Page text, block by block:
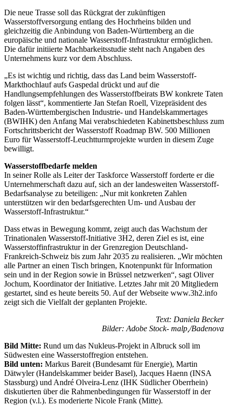
Die neue Trasse soll das Rückgrat der zukünftigen
Wasserstoffversorgung entlang des Hochrheins bilden und
gleichzeitig die Anbindung von Baden-Württemberg an die
europäische und nationale Wasserstoff-Infrastruktur ermöglichen.
Die dafür initiierte Machbarkeitsstudie steht nach Angaben des
Unternehmens kurz vor dem Abschluss.
„Es ist wichtig und richtig, dass das Land beim Wasserstoff-
Markthochlauf aufs Gaspedal drückt und auf die
Handlungsempfehlungen des Wasserstoffbeirats BW konkrete Taten
folgen lässt“, kommentierte Jan Stefan Roell, Vizepräsident des
Baden-Württembergischen Industrie- und Handelskammertages
(BWIHK) den Anfang Mai verabschiedeten Kabinettsbeschluss zum
Fortschrittsbericht der Wasserstoff Roadmap BW. 500 Millionen
Euro für Wasserstoff-Leuchtturmprojekte wurden in diesem Zuge
bewilligt.
Wasserstoffbedarfe melden
In seiner Rolle als Leiter der Taskforce Wasserstoff forderte er die
Unternehmerschaft dazu auf, sich an der landesweiten Wasserstoff-
Bedarfsanalyse zu beteiligen: „Nur mit konkreten Zahlen
unterstützen wir den bedarfsgerechten Um- und Ausbau der
Wasserstoff-Infrastruktur.“
Dass etwas in Bewegung kommt, zeigt auch das Wachstum der
Trinationalen Wasserstoff-Initiative 3H2, deren Ziel es ist, eine
Wasserstoffinfrastruktur in der Grenzregion Deutschland-
Frankreich-Schweiz bis zum Jahr 2035 zu realisieren. „Wir möchten
alle Partner an einen Tisch bringen, Knotenpunkt für Information
sein und in der Region sowie in Brüssel netzwerken“, sagt Oliver
Jochum, Koordinator der Initiative. Letztes Jahr mit 20 Mitgliedern
gestartet, sind es heute bereits 50. Auf der Webseite www.3h2.info
zeigt sich die Vielfalt der geplanten Projekte.
Text: Daniela Becker
Bilder: Adobe Stock- malp,/Badenova
Bild Mitte: Rund um das Nukleus-Projekt in Albruck soll im
Südwesten eine Wasserstoffregion entstehen.
Bild unten: Markus Bareit (Bundesamt für Energie), Martin
Dätwyler (Handelskammer beider Basel), Jacques Haenn (INSA
Stassburg) und André Olveira-Lenz (IHK Südlicher Oberrhein)
diskutierten über die Rahmenbedingungen für Wasserstoff in der
Region (v.l.). Es moderierte Nicole Frank (Mitte).